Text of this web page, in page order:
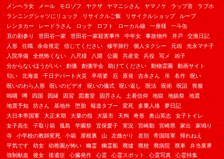
メンヘラ女
メール モロゾフ ヤクザ ヤマニシさん ヤマノケ ラップ音
ラブホ
ランニングシャツにリュック
リサイクルご飯 リサイクルショップ
ループ
レンタカー
レードラさん ロッテ ロフト ローカル線 一座様
一斗缶
丑の刻参り
世田谷一家 世田谷一家殺害事件 中年女 事故物件 井戸
交換日記
人形
住職 余命推定 信じてください 修学旅行 個人タクシー 元凶
光永マチ子
入院準備
全然怖くない 八尺様 八開 公園 共産党 兵役 写メ
凶子
分からないほうがいい
創価 創価学会 助けてください 動物霊園
動画サイト
匂い
北海道 千日デパート火災 卒塔婆 厄 原発 吉永さん 吊 名作
呪い
呪いのわら人形
呪いのビデオ 呪いの儀式 呪い返し 呪法 呪術 呪詛
喪服
嗚咽
噂 四国 因縁 因習 図書室 固芥さん 土着信仰 地獄 地鎮祭
地震
地震予知
坊さん 基地外 堕胎 報道タブー 変死 多重人格
夢日記
大日本帝国軍
大正末期 大量の指 大阪市 天狗 奇形 奥山英志
女子トイレ
女子高生
子取り箱 孤島 学園祭 宜保愛子 実況 宮崎勤 宮崎県 家出
家鳴り
寺
小学校の教師変死 小箱 屋根裏 山 左曲がり 差別 帝国陸軍
帰れねえ
平気です
幼女 幼稚園が怖い 幽霊 幽霊船 廃墟 廃校 廃病院 廃車
弁当業界
強制献血
後女 後遺症 心臓発作 心霊 心霊スポット 心霊写真
心霊特集